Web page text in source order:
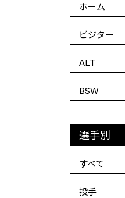
ホーム
ビジター
ALT
BSW
選手別
すべて
投手